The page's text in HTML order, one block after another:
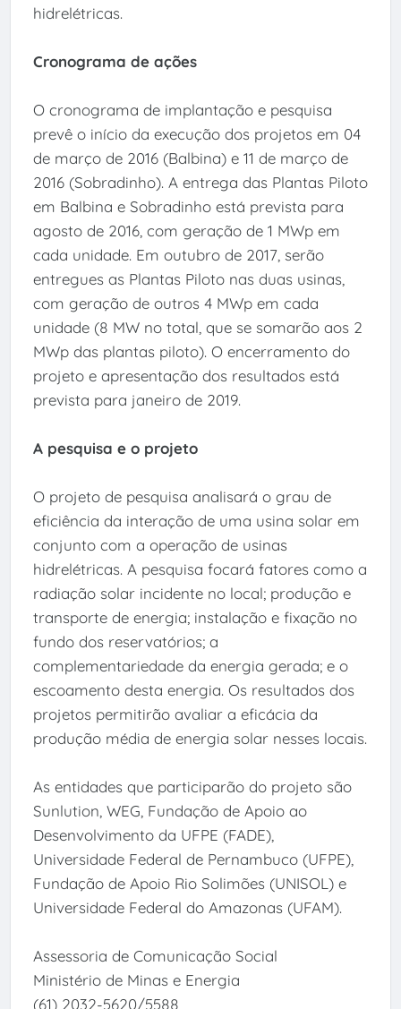
hidrelétricas.
Cronograma de ações
O cronograma de implantação e pesquisa
prevê o início da execução dos projetos em 04
de março de 2016 (Balbina) e 11 de março de
2016 (Sobradinho). A entrega das Plantas Piloto
em Balbina e Sobradinho está prevista para
agosto de 2016, com geração de 1 MWp em
cada unidade. Em outubro de 2017, serão
entregues as Plantas Piloto nas duas usinas,
com geração de outros 4 MWp em cada
unidade (8 MW no total, que se somarão aos 2
MWp das plantas piloto). O encerramento do
projeto e apresentação dos resultados está
prevista para janeiro de 2019.
A pesquisa e o projeto
O projeto de pesquisa analisará o grau de
eficiência da interação de uma usina solar em
conjunto com a operação de usinas
hidrelétricas. A pesquisa focará fatores como a
radiação solar incidente no local; produção e
transporte de energia; instalação e fixação no
fundo dos reservatórios; a
complementariedade da energia gerada; e o
escoamento desta energia. Os resultados dos
projetos permitirão avaliar a eficácia da
produção média de energia solar nesses locais.
As entidades que participarão do projeto são
Sunlution, WEG, Fundação de Apoio ao
Desenvolvimento da UFPE (FADE),
Universidade Federal de Pernambuco (UFPE),
Fundação de Apoio Rio Solimões (UNISOL) e
Universidade Federal do Amazonas (UFAM).
Assessoria de Comunicação Social
Ministério de Minas e Energia
(61) 2032-5620/5588